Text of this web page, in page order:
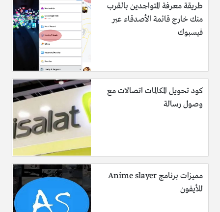
طريقة معرفة المتواجدين بالقرب
منك خارج قائمة الأصدقاء عبر
فيسبوك
كود تحويل المكالمات اتصالات مع
وصول رسالة
مميزات برنامج Anime slayer
للأيفون